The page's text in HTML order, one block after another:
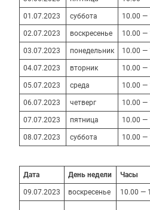
01.07.2023 суббота 10.00 —
02.07.2023 воскресенье 10.00 —
03.07.2023 понедельник 10.00 —
04.07.2023 вторник 10.00 —
05.07.2023 среда 10.00 —
06.07.2023 четверг 10.00 —
07.07.2023 пятница 10.00 —
08.07.2023 суббота 10.00 —
Дата День недели Часы
09.07.2023 воскресенье 10.00 —